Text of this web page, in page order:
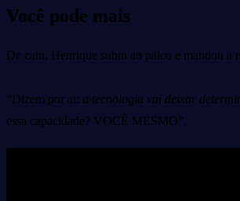
Você pode mais
De cara, Henrique subiu ao palco e mandou a
“Dizem por aí: a tecnologia vai deixar
essa capacidade? VOCÊ MESMO”.